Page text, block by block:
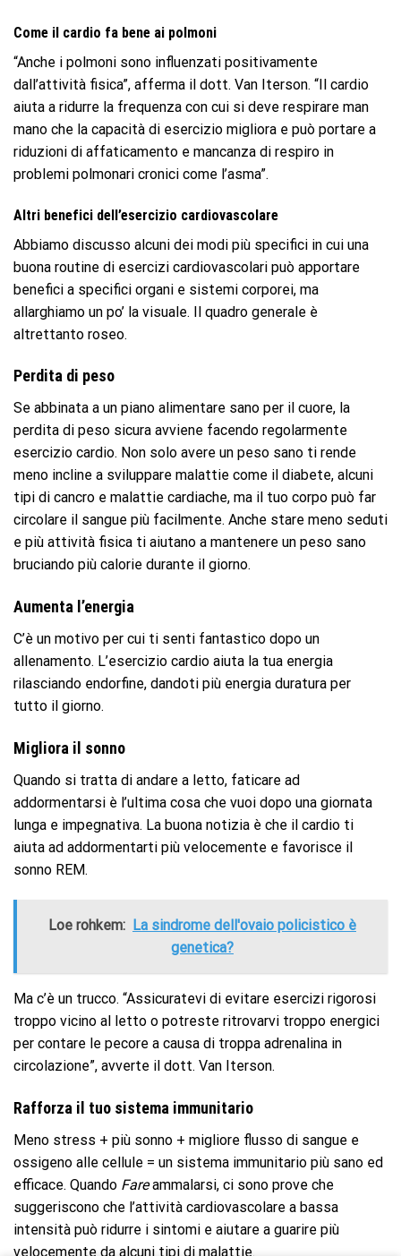
Come il cardio fa bene ai polmoni
“Anche i polmoni sono influenzati positivamente
dall’attività fisica”, afferma il dott. Van Iterson. “Il cardio
aiuta a ridurre la frequenza con cui si deve respirare man
mano che la capacità di esercizio migliora e può portare a
riduzioni di affaticamento e mancanza di respiro in
problemi polmonari cronici come l’asma”.
Altri benefici dell’esercizio cardiovascolare
Abbiamo discusso alcuni dei modi più specifici in cui una
buona routine di esercizi cardiovascolari può apportare
benefici a specifici organi e sistemi corporei, ma
allarghiamo un po’ la visuale. Il quadro generale è
altrettanto roseo.
Perdita di peso
Se abbinata a un piano alimentare sano per il cuore, la
perdita di peso sicura avviene facendo regolarmente
esercizio cardio. Non solo avere un peso sano ti rende
meno incline a sviluppare malattie come il diabete, alcuni
tipi di cancro e malattie cardiache, ma il tuo corpo può far
circolare il sangue più facilmente. Anche stare meno seduti
e più attività fisica ti aiutano a mantenere un peso sano
bruciando più calorie durante il giorno.
Aumenta l’energia
C’è un motivo per cui ti senti fantastico dopo un
allenamento. L’esercizio cardio aiuta la tua energia
rilasciando endorfine, dandoti più energia duratura per
tutto il giorno.
Migliora il sonno
Quando si tratta di andare a letto, faticare ad
addormentarsi è l’ultima cosa che vuoi dopo una giornata
lunga e impegnativa. La buona notizia è che il cardio ti
aiuta ad addormentarti più velocemente e favorisce il
sonno REM.
Loe rohkem: La sindrome dell'ovaio policistico è
genetica?
Ma c’è un trucco. “Assicuratevi di evitare esercizi rigorosi
troppo vicino al letto o potreste ritrovarvi troppo energici
per contare le pecore a causa di troppa adrenalina in
circolazione”, avverte il dott. Van Iterson.
Rafforza il tuo sistema immunitario
Meno stress + più sonno + migliore flusso di sangue e
ossigeno alle cellule = un sistema immunitario più sano ed
efficace. Quando Fareammalarsi, ci sono prove che
suggeriscono che l’attività cardiovascolare a bassa
intensità può ridurre i sintomi e aiutare a guarire più
velocemente da alcuni tipi di malattie.